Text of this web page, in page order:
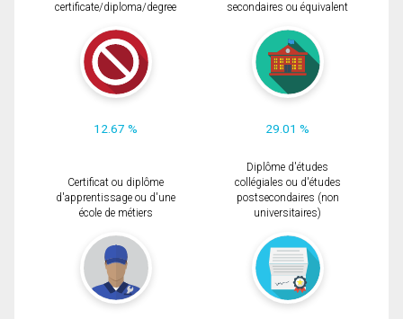
certificate/diploma/degree
12.67 %
secondaires ou équivalent
29.01 %
Certificat ou diplôme
d'apprentissage ou d'une
école de métiers
Diplôme d'études
collégiales ou d'études
postsecondaires (non
universitaires)